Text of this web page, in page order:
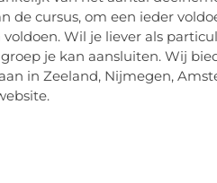
cursus, om een ieder
Wil je liever als
je kan aansluiten. Wij
in Zeeland, Nijmegen,